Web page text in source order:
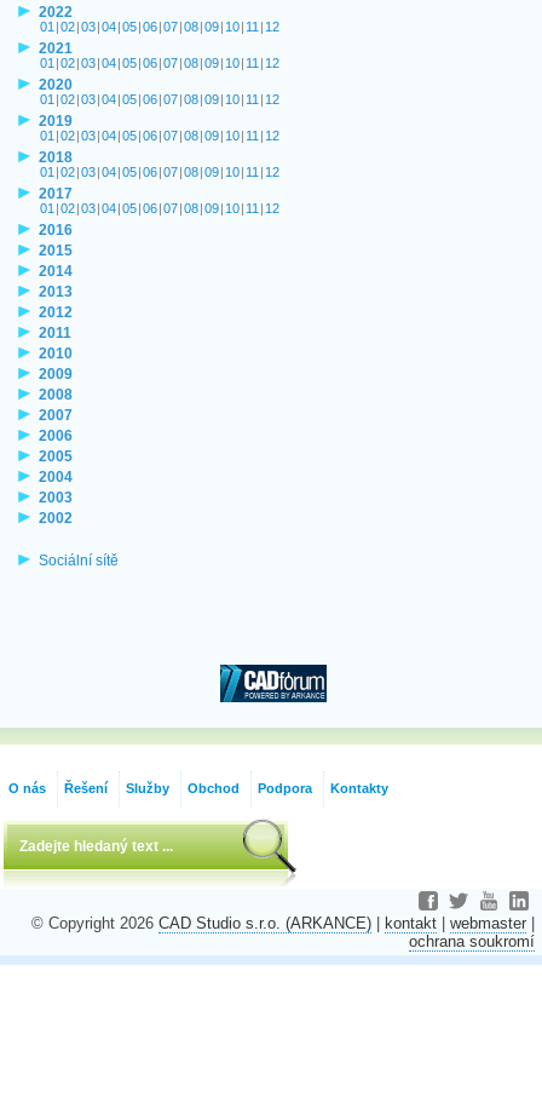
2022
01 |02|03|04|05|06|07|08|09| 10| 11 | 12
2021
01 |02|03|04|05|06|07|08|09| 10| 11 | 12
2020
01 |02|03|04|05|06|07|08|09| 10| 11 | 12
2019
01 |02|03|04|05|06|07|08|09| 10| 11 | 12
2018
01 |02|03|04|05|06|07|08|09| 10| 11 | 12
2017
01 |02|03|04|05|06|07|08|09| 10| 11 | 12
2016
2015
2014
2013
2012
2011
2010
2009
2008
2007
2006
2005
2004
2003
2002
Sociální sítě
O nás Řešení Služby Obchod Podpora Kontakty
© Copyright 2026 CAD Studio s.r.o. (ARKANCE) kontakt webmaster
ochrana soukromí